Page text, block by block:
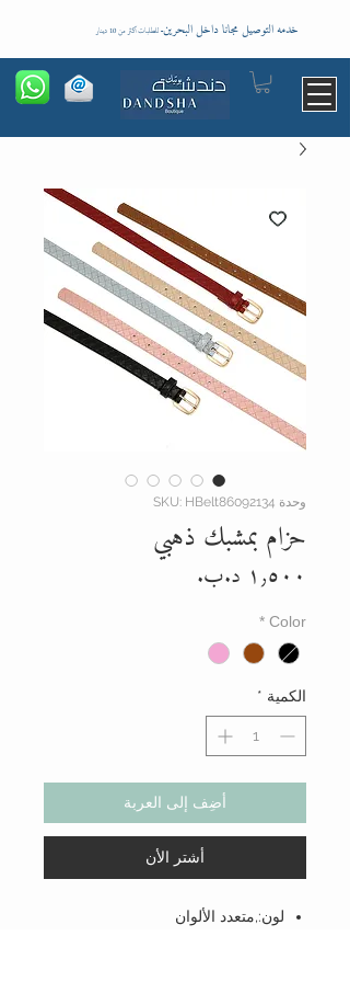
خدمه التوصيل مجانا داخل البحرين- للطلبات اكثر من 10 دينار
وحدة SKU: HBelt86092134
حزام بمشبك ذهبي
Color
*
الكمية *
أضِف إلى العربة
أشتر الأن
لون:,متعدد الألوان